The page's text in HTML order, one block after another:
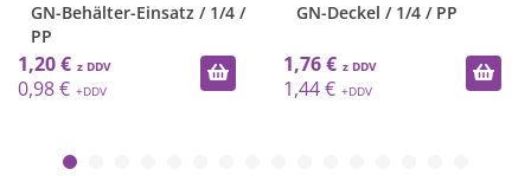
GN-Behälter-Einsatz / 1/4 /
PP
1,20 €
0,98 €
GN-Deckel / 1/4 / PP
1,76 €
1,44 €